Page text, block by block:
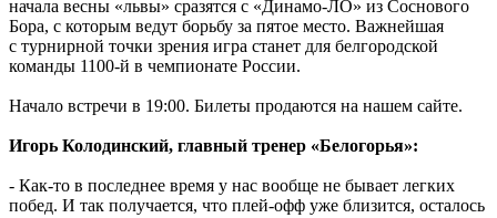
начала весны «львы» сразятся с «Динамо-ЛО» из Соснового
Бора, с которым ведут борьбу за пятое место. Важнейшая
с турнирной точки зрения игра станет для белгородской
команды 1100-й в чемпионате России.
Начало встречи в 19:00. Билеты продаются на нашем сайте.
Игорь Колодинский, главный тренер «Белогорья»:
- Как-то в последнее время у нас вообще не бывает легких
побед. И так получается, что плей-офф уже близится, осталось